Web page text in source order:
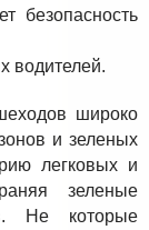
безопасность
водителей.
широко
и зеленых
легковых и
зеленые
Не которые